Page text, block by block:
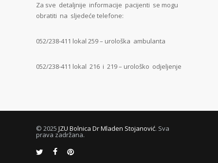
Za sve detaljnije informacije pacijenti se mogu
obratiti na sljedeće telefone:
052/238-411 lokal 259 – urološka ambulanta
052/238-411 lokal 216 i 219 – urološko odjeljenje
© 2025 JZU Bolnica Dr Mladen Stojanović. Sva
prava zadržana.